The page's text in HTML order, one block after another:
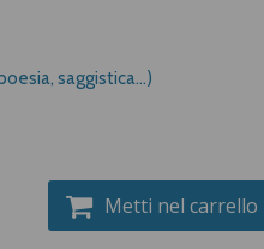
saggistica...)
Metti nel carrello